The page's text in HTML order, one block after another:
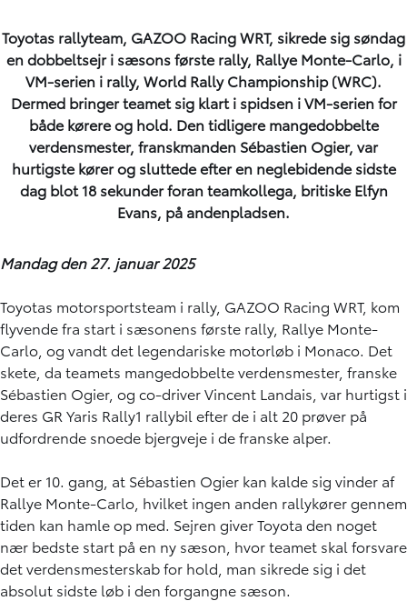
Toyotas rallyteam, GAZOO Racing WRT, sikrede sig søndag
en dobbeltsejr i sæsons første rally, Rallye Monte-Carlo, i
VM-serien i rally, World Rally Championship (WRC).
Dermed bringer teamet sig klart i spidsen i VM-serien for
både kørere og hold. Den tidligere mangedobbelte
verdensmester, franskmanden Sébastien Ogier, var
hurtigste kører og sluttede efter en neglebidende sidste
dag blot 18 sekunder foran teamkollega, britiske Elfyn
Evans, på andenpladsen.
Mandag den 27. januar 2025
Toyotas motorsportsteam i rally, GAZOO Racing WRT, kom
flyvende fra start i sæsonens første rally, Rallye Monte-
Carlo, og vandt det legendariske motorløb i Monaco. Det
skete, da teamets mangedobbelte verdensmester, franske
Sébastien Ogier, og co-driver Vincent Landais, var hurtigst i
deres GR Yaris Rally1 rallybil efter de i alt 20 prøver på
udfordrende snoede bjergveje i de franske alper.
Det er 10. gang, at Sébastien Ogier kan kalde sig vinder af
Rallye Monte-Carlo, hvilket ingen anden rallykører gennem
tiden kan hamle op med. Sejren giver Toyota den noget
nær bedste start på en ny sæson, hvor teamet skal forsvare
det verdensmesterskab for hold, man sikrede sig i det
absolut sidste løb i den forgangne sæson.